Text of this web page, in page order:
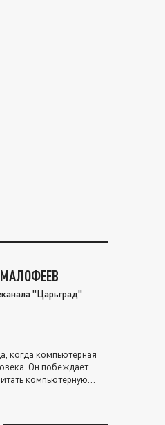
"Царьград"
когда компьютерная
Он побеждает
компьютерную